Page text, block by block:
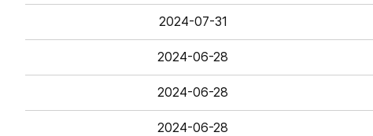
2024-07-31
2024-06-28
2024-06-28
2024-06-28